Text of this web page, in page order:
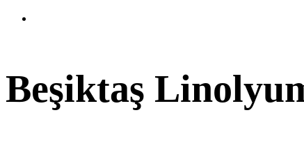
Beşiktaş